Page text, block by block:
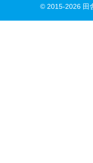
© 2015-2026 田